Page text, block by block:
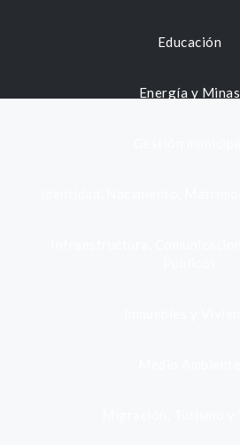
Educación
Energía y Minas